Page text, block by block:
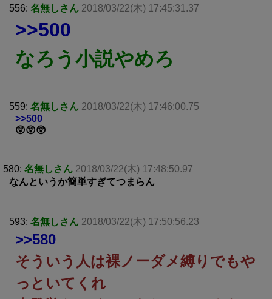
556: 名無しさん 2018/03/22(木) 17:45:31.37
>>500
なろう小説やめろ
559: 名無しさん 2018/03/22(木) 17:46:00.75
>>500
😲😲😲
580: 名無しさん 2018/03/22(木) 17:48:50.97
なんというか簡単すぎてつまらん
593: 名無しさん 2018/03/22(木) 17:50:56.23
>>580
そういう人は裸ノーダメ縛りでもや
っといてくれ